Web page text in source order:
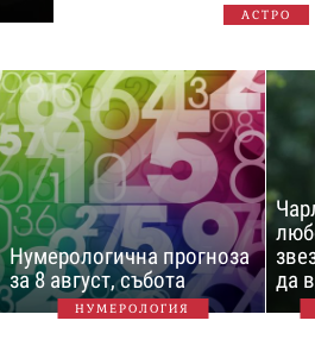
АСТРО
Нумерологична прогноза
за 8 август, събота
НУМЕРОЛОГИЯ
да